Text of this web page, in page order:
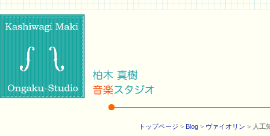
トップページ > Blog > ヴァイオリン > 人工